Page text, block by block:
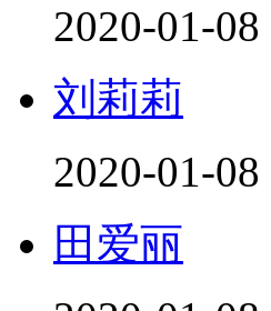
2020-01-08
刘莉莉
2020-01-08
田爱丽